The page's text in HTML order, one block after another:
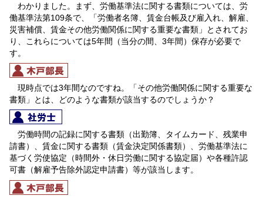
わかりました。まず、労働基準法に関する書類については、労
働基準法第109条で、「労働者名簿、賃金台帳及び雇入れ、解雇、
災害補償、賃金その他労働関係に関する重要な書類」とされてお
り、これらについては5年間（当分の間、3年間）保存が必要で
す。
現時点では3年間なのですね。「その他労働関係に関する重要な
書類」とは、どのような書類が該当するのでしょうか？
労働時間の記録に関する書類（出勤簿、タイムカード、残業申
請書）、賃金に関する書類（賃金決定関係書類）、労働基準法に
基づく労使協定（時間外・休日労働に関する協定届）や各種許認
可書（解雇予告除外認定申請書）等が該当します。